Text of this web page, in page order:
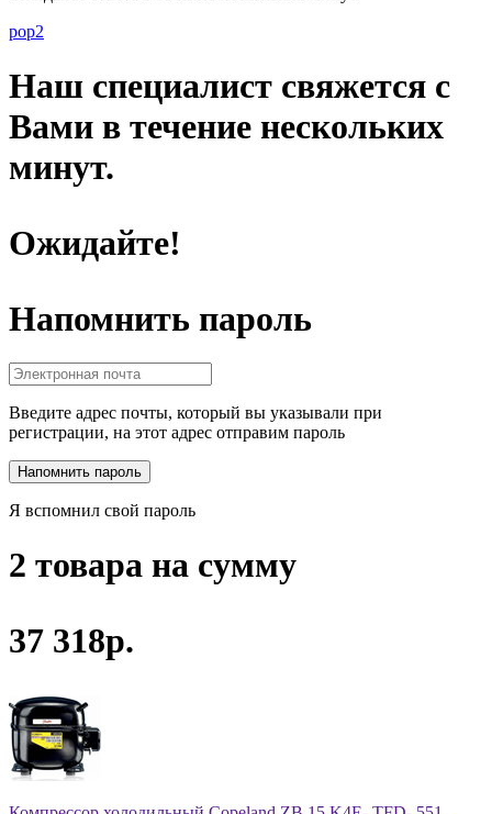
pop2
Наш специалист свяжется с
Вами в течение нескольких
минут.
Ожидайте!
Напомнить пароль
Введите адрес почты, который вы указывали при
регистрации, на этот адрес отправим пароль
Я вспомнил свой пароль
2 товара на сумму
37 318р.